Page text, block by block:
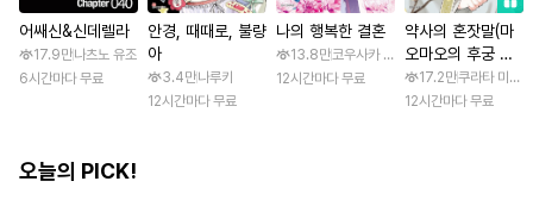
어쌔신&신데렐라
17.9만나츠노 유조
6시간마다 무료
안경, 때때로, 불량
아
3.4만나루키
12시간마다 무료
나의 행복한 결혼
13.8만코우사카 리토 / 아기토기 아쿠미
12시간마다 무료
약사의 혼잣말(마
오마오의 후궁 수
수께끼 풀이수첩)
17.2만쿠라타 미노
12시간마다 무료
오늘의 PICK!